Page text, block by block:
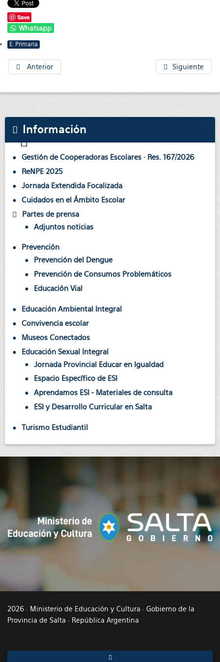
Save
Whatsapp
E. Primaria
Anterior Siguiente
Información
Gestión de Cooperadoras Escolares · Res. 167/2026
ReNPE 2025
Jornada Extendida Focalizada
Cuidados en el Ámbito Escolar
Partes de prensa
Adjuntos noticias
Prevención
Prevención del Dengue
Prevención de Consumos Problemáticos
Educación Vial
Educación Ambiental Integral
Convivencia escolar
Museos Conectados
Educación Sexual Integral
Jornada Provincial Educar en Igualdad
Espacio Específico de ESI
Aprendamos ESI - Materiales de consulta
ESI y Desarrollo Curricular en Salta
Turismo Estudiantil
2026 · Ministerio de Educación y Cultura · Gobierno de la
Provincia de Salta · República Argentina